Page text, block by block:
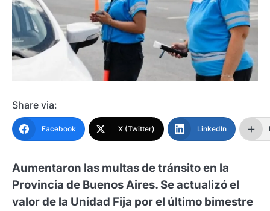
Share via:
Facebook X (Twitter) LinkedIn
Aumentaron las multas de tránsito en la
Provincia de Buenos Aires. Se actualizó el
valor de la Unidad Fija por el último bimestre